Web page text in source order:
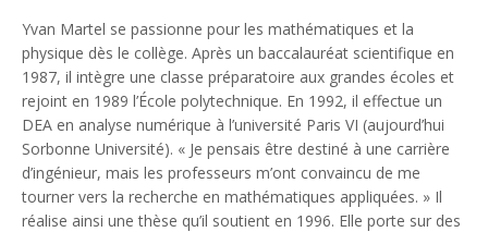
Yvan Martel se passionne pour les mathématiques et la
physique dès le collège. Après un baccalauréat scientifique en
1987, il intègre une classe préparatoire aux grandes écoles et
rejoint en 1989 l’École polytechnique. En 1992, il effectue un
DEA en analyse numérique à l’université Paris VI (aujourd’hui
Sorbonne Université). « Je pensais être destiné à une carrière
d’ingénieur, mais les professeurs m’ont convaincu de me
tourner vers la recherche en mathématiques appliquées. » Il
réalise ainsi une thèse qu’il soutient en 1996. Elle porte sur des